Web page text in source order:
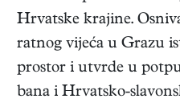
Hrvatske krajine.
ratnog vijeća u Grazu
prostor i utvrde u
bana i Hrvatsko-